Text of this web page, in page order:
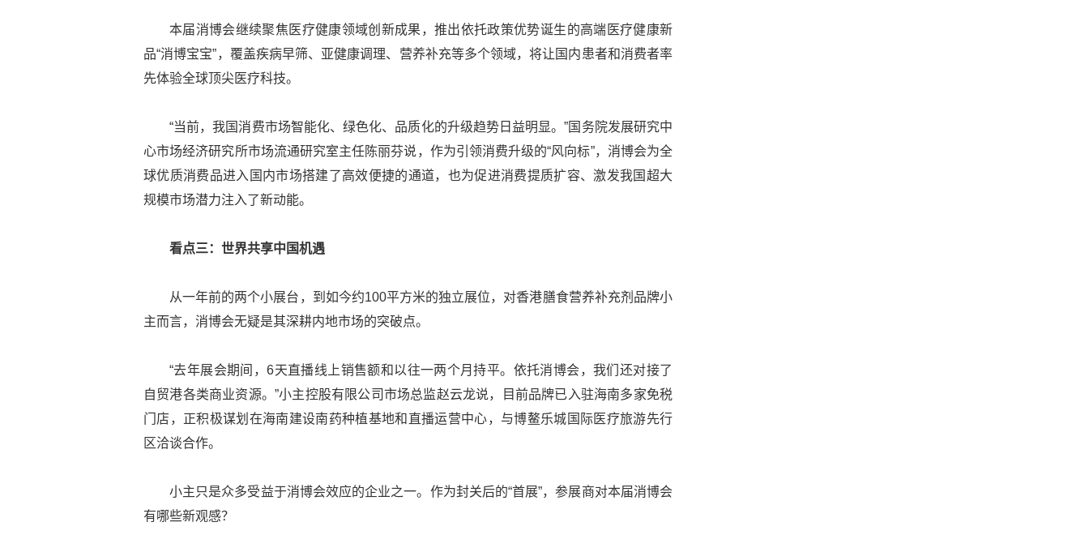
本届消博会继续聚焦医疗健康领域创新成果，推出依托政策优势诞生的高端医疗健康新
品“消博宝宝”，覆盖疾病早筛、亚健康调理、营养补充等多个领域，将让国内患者和消费者率
先体验全球顶尖医疗科技。
“当前，我国消费市场智能化、绿色化、品质化的升级趋势日益明显。”国务院发展研究中
心市场经济研究所市场流通研究室主任陈丽芬说，作为引领消费升级的“风向标”，消博会为全
球优质消费品进入国内市场搭建了高效便捷的通道，也为促进消费提质扩容、激发我国超大
规模市场潜力注入了新动能。
看点三：世界共享中国机遇
从一年前的两个小展台，到如今约100平方米的独立展位，对香港膳食营养补充剂品牌小
主而言，消博会无疑是其深耕内地市场的突破点。
“去年展会期间，6天直播线上销售额和以往一两个月持平。依托消博会，我们还对接了
自贸港各类商业资源。”小主控股有限公司市场总监赵云龙说，目前品牌已入驻海南多家免税
门店，正积极谋划在海南建设南药种植基地和直播运营中心，与博鳌乐城国际医疗旅游先行
区洽谈合作。
小主只是众多受益于消博会效应的企业之一。作为封关后的“首展”，参展商对本届消博会
有哪些新观感？